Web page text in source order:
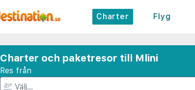
Charter Flyg
Charter och paketresor till Mlini
Res från